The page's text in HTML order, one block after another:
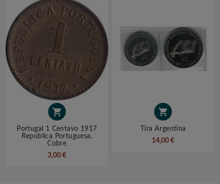

Portugal 1 Centavo 1917
Republica Portuguesa.
Cobre
3,00 €

Tira Argentina
14,00 €